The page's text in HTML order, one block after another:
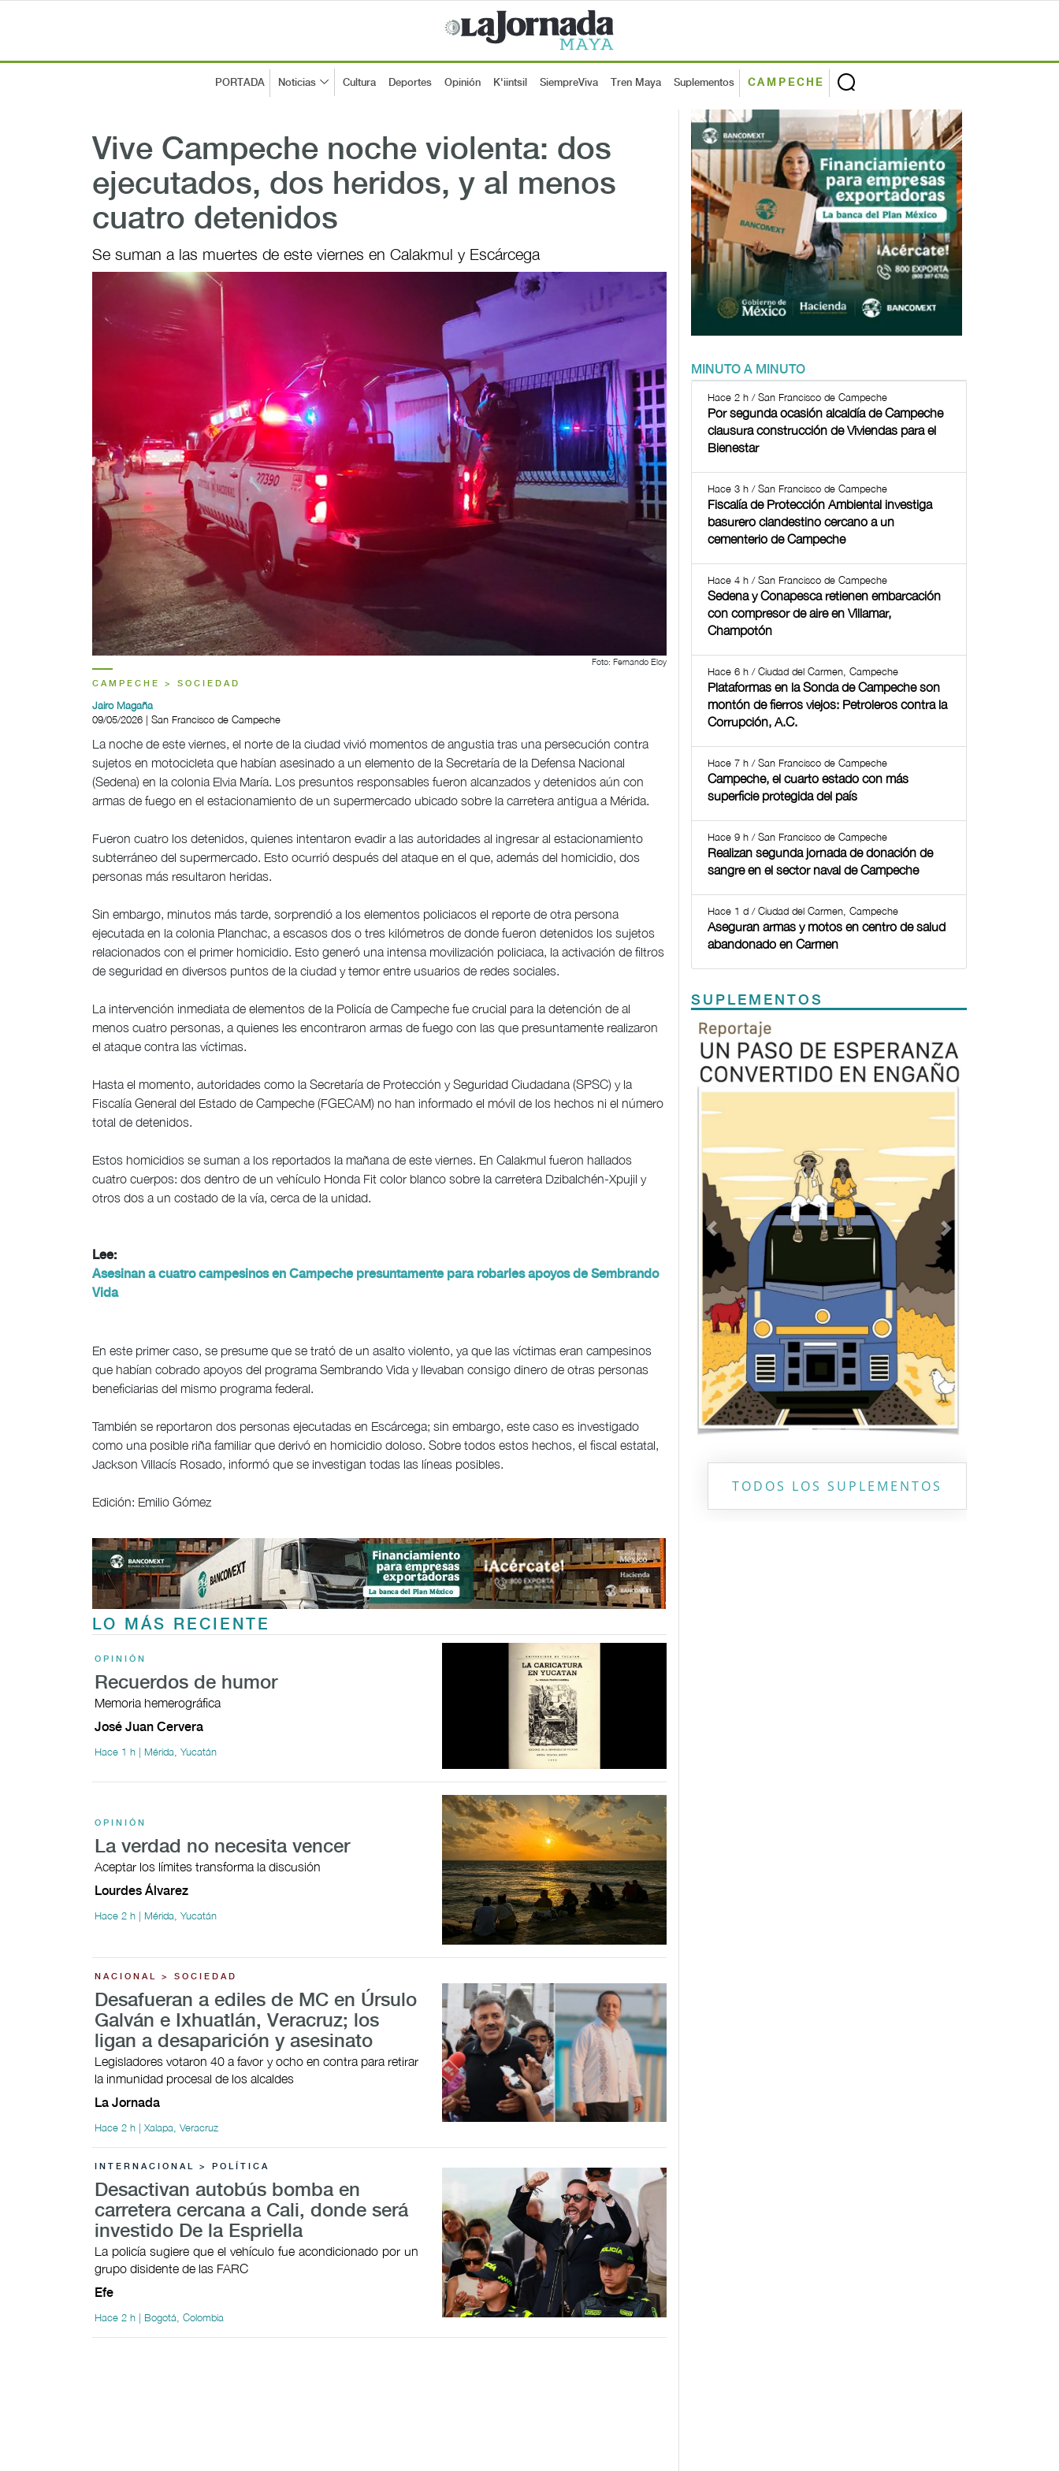
PORTADA Noticias Cultura Deportes Opinión K'iintsil SiempreViva Tren Maya Suplementos CAMPECHE
Vive Campeche noche violenta: dos
ejecutados, dos heridos, y al menos
cuatro detenidos
Se suman a las muertes de este viernes en Calakmul y Escárcega
Foto: Fernando Eloy
CAMPECHE > SOCIEDAD
Jairo Magaña
09/05/2026 | San Francisco de Campeche
La noche de este viernes, el norte de la ciudad vivió momentos de angustia tras una persecución contra
sujetos en motocicleta que habían asesinado a un elemento de la Secretaría de la Defensa Nacional
(Sedena) en la colonia Elvia María. Los presuntos responsables fueron alcanzados y detenidos aún con
armas de fuego en el estacionamiento de un supermercado ubicado sobre la carretera antigua a Mérida.
Fueron cuatro los detenidos, quienes intentaron evadir a las autoridades al ingresar al estacionamiento
subterráneo del supermercado. Esto ocurrió después del ataque en el que, además del homicidio, dos
personas más resultaron heridas.
Sin embargo, minutos más tarde, sorprendió a los elementos policiacos el reporte de otra persona
ejecutada en la colonia Planchac, a escasos dos o tres kilómetros de donde fueron detenidos los sujetos
relacionados con el primer homicidio. Esto generó una intensa movilización policiaca, la activación de filtros
de seguridad en diversos puntos de la ciudad y temor entre usuarios de redes sociales.
La intervención inmediata de elementos de la Policía de Campeche fue crucial para la detención de al
menos cuatro personas, a quienes les encontraron armas de fuego con las que presuntamente realizaron
el ataque contra las víctimas.
Hasta el momento, autoridades como la Secretaría de Protección y Seguridad Ciudadana (SPSC) y la
Fiscalía General del Estado de Campeche (FGECAM) no han informado el móvil de los hechos ni el número
total de detenidos.
Estos homicidios se suman a los reportados la mañana de este viernes. En Calakmul fueron hallados
cuatro cuerpos: dos dentro de un vehículo Honda Fit color blanco sobre la carretera Dzibalchén-Xpujil y
otros dos a un costado de la vía, cerca de la unidad.
Lee:
Asesinan a cuatro campesinos en Campeche presuntamente para robarles apoyos de Sembrando
Vida
En este primer caso, se presume que se trató de un asalto violento, ya que las víctimas eran campesinos
que habían cobrado apoyos del programa Sembrando Vida y llevaban consigo dinero de otras personas
beneficiarias del mismo programa federal.
También se reportaron dos personas ejecutadas en Escárcega; sin embargo, este caso es investigado
como una posible riña familiar que derivó en homicidio doloso. Sobre todos estos hechos, el fiscal estatal,
Jackson Villacís Rosado, informó que se investigan todas las líneas posibles.
Edición: Emilio Gómez
LO MÁS RECIENTE
OPINIÓN
Recuerdos de humor
Memoria hemerográfica
José Juan Cervera
Hace 1 h | Mérida, Yucatán
OPINIÓN
La verdad no necesita vencer
Aceptar los límites transforma la discusión
Lourdes Álvarez
Hace 2 h | Mérida, Yucatán
NACIONAL > SOCIEDAD
Desafueran a ediles de MC en Úrsulo
Galván e Ixhuatlán, Veracruz; los
ligan a desaparición y asesinato
Legisladores votaron 40 a favor y ocho en contra para retirar
la inmunidad procesal de los alcaldes
La Jornada
Hace 2 h | Xalapa, Veracruz
INTERNACIONAL > POLÍTICA
Desactivan autobús bomba en
carretera cercana a Cali, donde será
investido De la Espriella
La policía sugiere que el vehículo fue acondicionado por un
grupo disidente de las FARC
Efe
Hace 2 h | Bogotá, Colombia
MINUTO A MINUTO
Hace 2 h / San Francisco de Campeche
Por segunda ocasión alcaldía de Campeche
clausura construcción de Viviendas para el
Bienestar
Hace 3 h / San Francisco de Campeche
Fiscalía de Protección Ambiental investiga
basurero clandestino cercano a un
cementerio de Campeche
Hace 4 h / San Francisco de Campeche
Sedena y Conapesca retienen embarcación
con compresor de aire en Villamar,
Champotón
Hace 6 h / Ciudad del Carmen, Campeche
Plataformas en la Sonda de Campeche son
montón de fierros viejos: Petroleros contra la
Corrupción, A.C.
Hace 7 h / San Francisco de Campeche
Campeche, el cuarto estado con más
superficie protegida del país
Hace 9 h / San Francisco de Campeche
Realizan segunda jornada de donación de
sangre en el sector naval de Campeche
Hace 1 d / Ciudad del Carmen, Campeche
Aseguran armas y motos en centro de salud
abandonado en Carmen
SUPLEMENTOS
Previous Next
TODOS LOS SUPLEMENTOS